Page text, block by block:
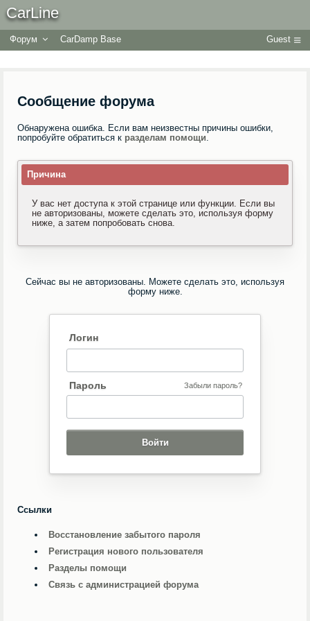
CarLine
Форум CarDamp Base Guest
Сообщение форума
Обнаружена ошибка. Если вам неизвестны причины ошибки,
попробуйте обратиться к разделам помощи.
Причина
У вас нет доступа к этой странице или функции. Если вы
не авторизованы, можете сделать это, используя форму
ниже, а затем попробовать снова.
Сейчас вы не авторизованы. Можете сделать это, используя
форму ниже.
Логин
Пароль Забыли пароль?
Ссылки
Восстановление забытого пароля
Регистрация нового пользователя
Разделы помощи
Связь с администрацией форума